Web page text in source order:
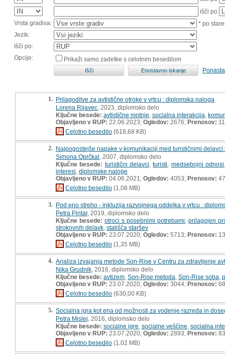
išči po
Vrsta gradiva:
* po
Jezik:
Išči po:
Opcije:
Prikaži samo zadetke s celotnim besedilom
1. Prilagoditve za avtistične otroke v vrtcu : diplomska naloga
Lorena Rijavec , 2023, diplomsko delo
Ključne besede: avtistične motnje socialna interakcija
Objavljeno v RUP: 22.06.2023; Ogledov: 2676; Prenosov:
Celotno besedilo (618,68 KB)
2. Najpogostejše napake v komunikaciji med turističnimi
Simona Oprčkal , 2007, diplomsko delo
Ključne besede: turistični delavci ,turisti medsebojni odnosi
interesi diplomske naloge
Objavljeno v RUP: 04.06.2021; Ogledov: 4053; Prenosov: 47
Celotno besedilo (1,08 MB)
3. Pod eno streho - inkluzija razvojnega oddelka v vrtcu :
Petra Pintar, 2019, diplomsko delo
Ključne besede: otroci s posebnimi potrebami ,prilagojen
strokovnih delavk stališča staršev
Objavljeno v RUP: 23.07.2020; Ogledov: 5713; Prenosov:
Celotno besedilo (1,35 MB)
4. Analiza izvajanja metode Son-Rise v Centru za zdravljenje
Nika Grudnik , 2016, diplomsko delo
Ključne besede: avtizem Son-Rise metoda Son-Rise soba
Objavljeno v RUP: 23.07.2020; Ogledov: 3044; Prenosov: 68
Celotno besedilo (630,00 KB)
5. Socialna igra kot ena od možnosti za vodenje razreda in
Petra Mislej , 2016, diplomsko delo
Ključne besede: socialne igre socialne veščine socialna
Objavljeno v RUP: 23.07.2020; Ogledov: 2893; Prenosov: 83
Celotno besedilo (1,02 MB)